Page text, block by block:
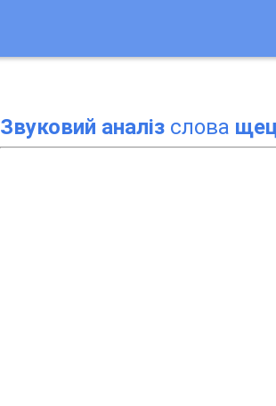
Звуковий аналізслова